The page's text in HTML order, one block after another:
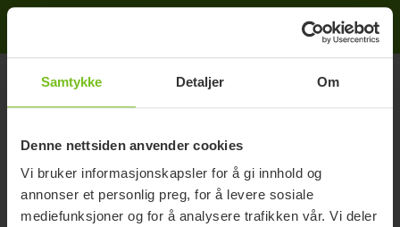
Samtykke Detaljer Om
Denne nettsiden anvender cookies
Vi bruker informasjonskapsler for å gi innhold og
annonser et personlig preg, for å levere sosiale
mediefunksjoner og for å analysere trafikken vår. Vi deler
Spor ordre
Fyll inn ordrenummer og kundenummer for oppdatert
informasjon om leveransen